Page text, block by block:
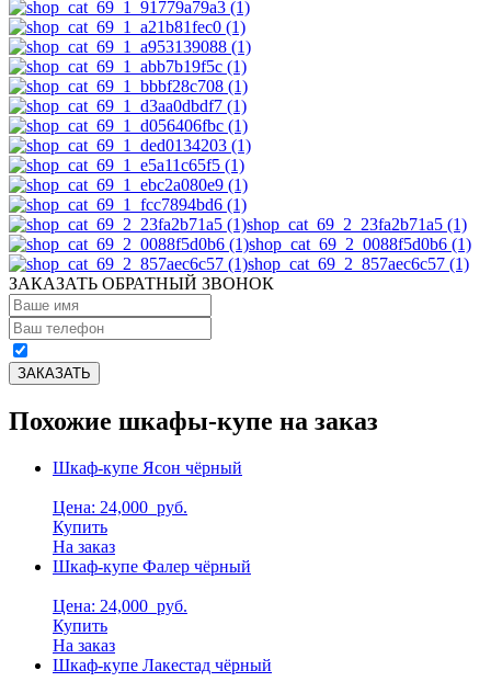
shop_cat_69_2_23fa2b71a5 (1)
shop_cat_69_2_0088f5d0b6 (1)
shop_cat_69_2_857aec6c57 (1)
ЗАКАЗАТЬ ОБРАТНЫЙ ЗВОНОК
Похожие шкафы-купе на заказ
Шкаф-купе Ясон чёрный
Цена: 24,000 руб.
Купить
На заказ
Шкаф-купе Фалер чёрный
Цена: 24,000 руб.
Купить
На заказ
Шкаф-купе Лакестад чёрный